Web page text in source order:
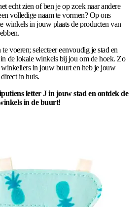
echt zien of ben je op zoek naar andere
volledige naam te vormen? Op ons
winkels in jouw plaats de producten van
voeren; selecteer eenvoudig je stad en
de lokale winkels bij jou om de hoek. Zo
winkeliers in jouw buurt en heb je jouw
in huis.
letter J in jouw stad en ontdek de
in de buurt!